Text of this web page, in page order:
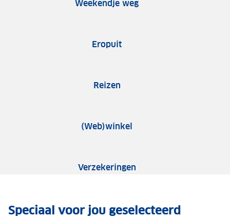
Weekendje weg
Eropuit
Reizen
(Web)winkel
Verzekeringen
Speciaal voor jou geselecteerd